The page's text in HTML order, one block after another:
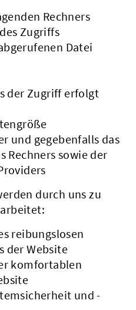
Rechners
Zugriffs
Datei
der Zugriff erfolgt
und gegebenfalls das
Rechners sowie der
durch uns zu
reibungslosen
der Website
komfortablen
und -